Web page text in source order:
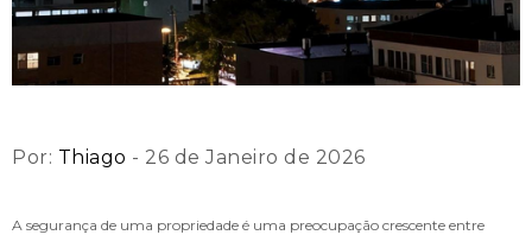
Por: Thiago - 26 de Janeiro de 2026
A segurança de uma propriedade é uma preocupação crescente entre